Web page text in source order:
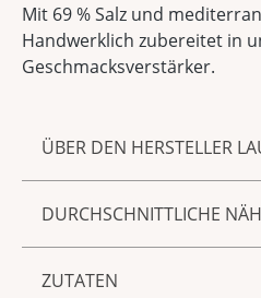
ÜBER DEN HERSTELLER
Gewürzmischungen,
Spirituosen und Liköre –
hauseigenen Manufaktur
DURCHSCHNITTLICHE
Fett 0,70 g
ZUTATEN
Mit 69 % Salz und
Handwerklich zubereitet in
Geschmacksverstärker.